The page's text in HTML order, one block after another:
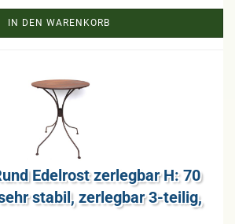
IN DEN WARENKORB
Edel­rost zer­leg­bar H: 70
sta­bil, zer­leg­bar 3-​tei­lig,